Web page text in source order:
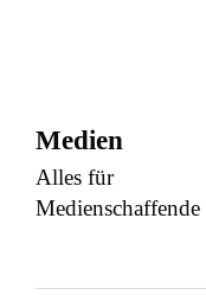
Medien
Alles für
Medienschaffende